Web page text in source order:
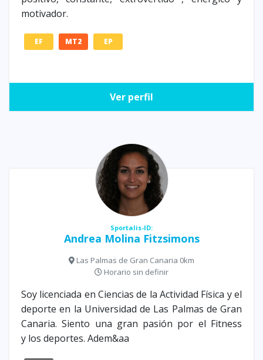
motivador.
EF MT2 EP
Ver perfil
Sportalis-ID:
Andrea Molina Fitzsimons
Las Palmas de Gran Canaria 0km
Horario sin definir
Soy licenciada en Ciencias de la Actividad Física y el
deporte en la Universidad de Las Palmas de Gran
Canaria. Siento una gran pasión por el Fitness
y los deportes. Adem&aa